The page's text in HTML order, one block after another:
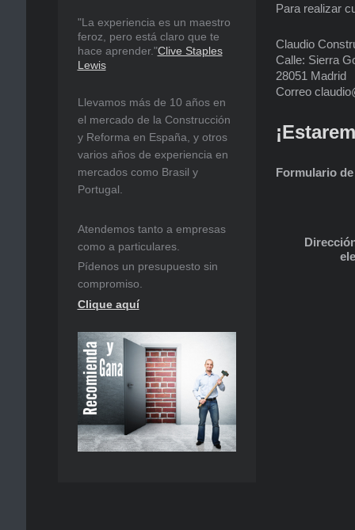
Para realizar
Claudio
Calle: Sierra
28051 Madrid
Correo
Formulario
"La experiencia es un maestro
feroz, pero está claro que te
hace aprender."Clive Staples
Lewis
Llevamos más de 10 años en
el mercado de la Construcción
y Reforma en España, y otros
varios años de experiencia en
mercados como Brasil y
Portugal.
Atendemos tanto a empresas
como a particulares.
Pídenos un presupuesto sin
compromiso.
Clique aquí